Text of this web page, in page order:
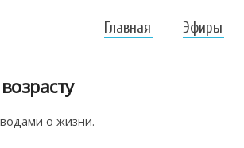
Главная Эфиры
о жизни.